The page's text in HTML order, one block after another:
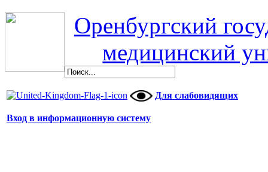
Оренбургский
медицинский
Для слабовидящих
Вход в информационную систему